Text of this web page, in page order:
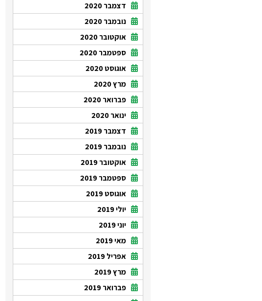
דצמבר 2020
נובמבר 2020
אוקטובר 2020
ספטמבר 2020
אוגוסט 2020
מרץ 2020
פברואר 2020
ינואר 2020
דצמבר 2019
נובמבר 2019
אוקטובר 2019
ספטמבר 2019
אוגוסט 2019
יולי 2019
יוני 2019
מאי 2019
אפריל 2019
מרץ 2019
פברואר 2019